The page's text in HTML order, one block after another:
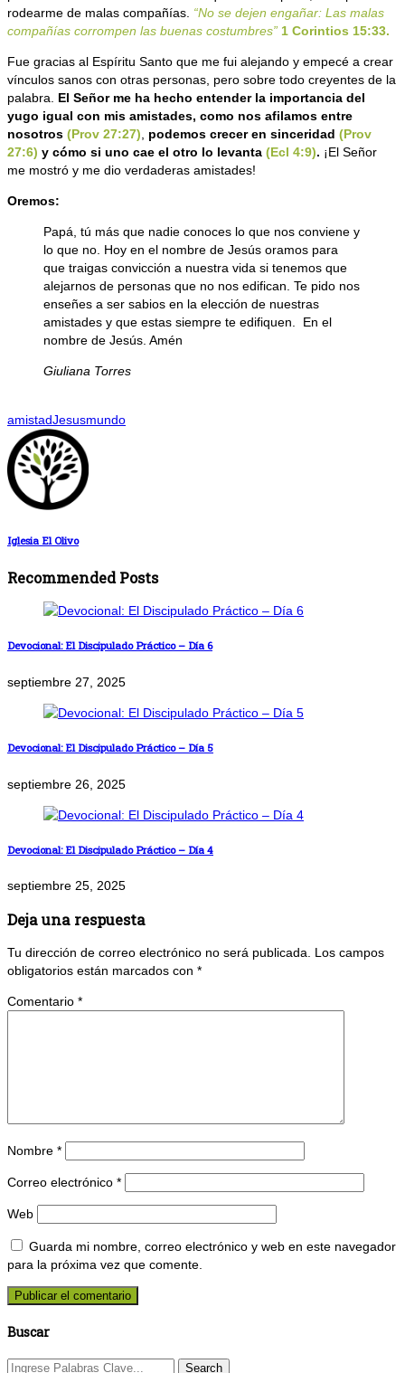
rodearme de malas compañías. “No se dejen engañar: Las malas
compañías corrompen las buenas costumbres” 1 Corintios 15:33.
Fue gracias al Espíritu Santo que me fui alejando y empecé a crear
vínculos sanos con otras personas, pero sobre todo creyentes de la
palabra. El Señor me ha hecho entender la importancia del
yugo igual con mis amistades, como nos afilamos entre
nosotros (Prov 27:27) podemos crecer en sinceridad (Prov
27:6) y cómo si uno cae el otro lo levanta (Ecl 4:9). ¡El Señor
me mostró y me dio verdaderas amistades!
Oremos:
Papá, tú más que nadie conoces lo que nos conviene y
lo que no. Hoy en el nombre de Jesús oramos para
que traigas convicción a nuestra vida si tenemos que
alejarnos de personas que no nos edifican. Te pido nos
enseñes a ser sabios en la elección de nuestras
amistades y que estas siempre te edifiquen. En el
nombre de Jesús. Amén
Giuliana Torres
amistadJesusmundo
Iglesia El Olivo
Recommended Posts
Devocional: El Discipulado Práctico – Día 6
septiembre 27, 2025
Devocional: El Discipulado Práctico – Día 5
septiembre 26, 2025
Devocional: El Discipulado Práctico – Día 4
septiembre 25, 2025
Deja una respuesta
Tu dirección de correo electrónico no será publicada.
Los campos
obligatorios están marcados con *
Comentario *
Nombre *
Correo electrónico *
Web
Guarda mi nombre, correo electrónico y web en este navegador
para la próxima vez que comente.
Buscar